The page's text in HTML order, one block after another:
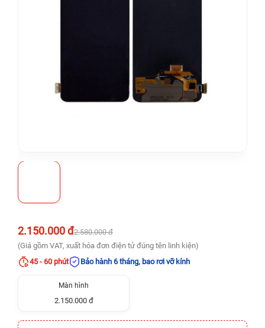
2.150.000 đ2.580.000 đ
(Giá gồm VAT, xuất hóa đơn điện tử đúng tên linh kiện)
45 - 60 phút
Bảo hành 6 tháng, bao rơi vỡ kính
Màn hình
2.150.000 đ